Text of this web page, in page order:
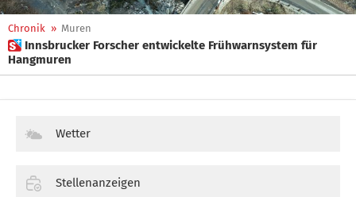
Chronik » Muren
 Innsbrucker Forscher entwickelte Frühwarnsystem für
Hangmuren
Wetter
Stellenanzeigen